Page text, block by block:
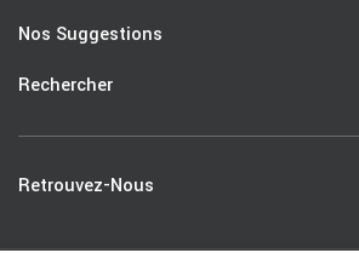
Nos Suggestions
Rechercher
Retrouvez-Nous